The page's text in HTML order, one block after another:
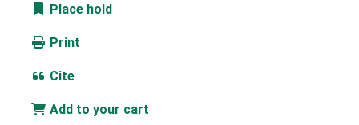
Place hold
Print
Cite
Add to your cart